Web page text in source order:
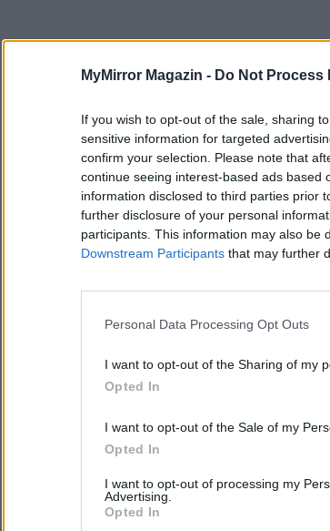
MyMirror Magazin - Do Not Process
If you wish to opt-out of the sale, sharing
sensitive information for targeted
confirm your selection. Please note that
continue seeing interest-based ads based
information disclosed to third parties prior
further disclosure of your personal
participants. This information may also be
Downstream Participants that may further
Personal Data Processing Opt Outs
I want to opt-out of the Sharing of my
Opted In
I want to opt-out of the Sale of my
Opted In
I want to opt-out of processing my
Advertising.
Opted In